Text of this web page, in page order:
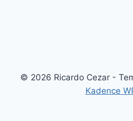
© 2026 Ricardo Cezar -
Kadence